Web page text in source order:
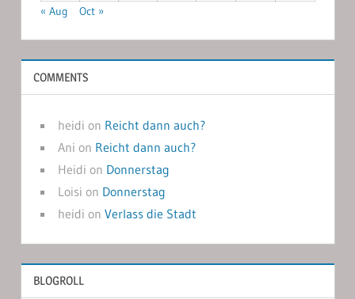
« Aug
Oct »
COMMENTS
heidi on Reicht dann auch?
Ani on Reicht dann auch?
Heidi on Donnerstag
Loisi on Donnerstag
heidi on Verlass die Stadt
BLOGROLL